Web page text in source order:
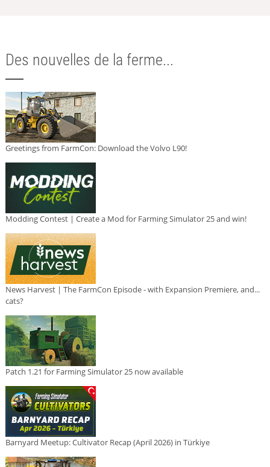
Des nouvelles de la ferme...
Greetings from FarmCon: Download the Volvo L90!
Modding Contest | Create a Mod for Farming Simulator 25 and win!
News Harvest | The FarmCon Episode - with Expansion Premiere, and...
cats?
Patch 1.21 for Farming Simulator 25 now available
Barnyard Meetup: Cultivator Recap (April 2026) in Türkiye